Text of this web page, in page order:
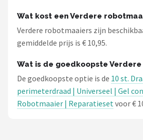
Alle merken →
Wat kost een Verdere
Verdere robotmaaiers zijn
gemiddelde prijs is € 10,95.
Wat is de goedkoopste
De goedkoopste optie is de 10 st.
perimeterdraad | Universeel | Gel
Robotmaaier | Reparatiesetvoor €